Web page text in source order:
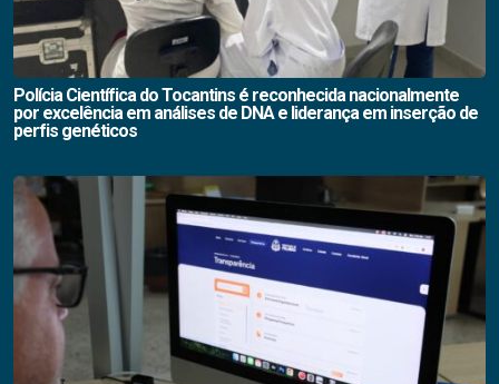
Polícia Científica do Tocantins é reconhecida nacionalmente
por excelência em análises de DNA e liderança em inserção de
perfis genéticos